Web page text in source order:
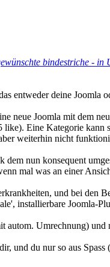
bindestriche - in
entweder deine Joomla
neue Joomla mit dem
like). Eine Kategorie
weiterhin nicht
dem nun konsequent
mal was an einer
und bei den
installierbare Joomla-
Umrechnung)
und du nur so aus